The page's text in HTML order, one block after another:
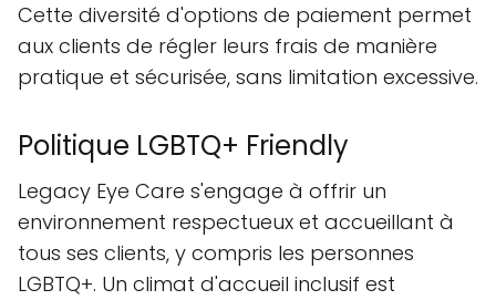
Cette diversité d'options de paiement permet
aux clients de régler leurs frais de manière
pratique et sécurisée, sans limitation excessive.
Politique LGBTQ+ Friendly
Legacy Eye Care s'engage à offrir un
environnement respectueux et accueillant à
tous ses clients, y compris les personnes
LGBTQ+. Un climat d'accueil inclusif est